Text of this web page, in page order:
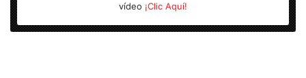
vídeo ¡Clic Aquí!